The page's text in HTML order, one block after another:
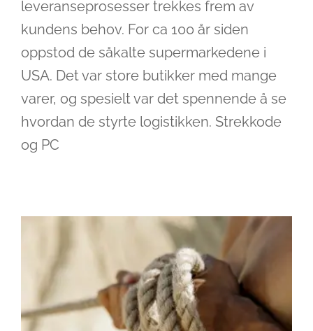
leveranseprosesser trekkes frem av
kundens behov. For ca 100 år siden
oppstod de såkalte supermarkedene i
USA. Det var store butikker med mange
varer, og spesielt var det spennende å se
hvordan de styrte logistikken. Strekkode
og PC
Pull filosofien ikke bare et logistikk-